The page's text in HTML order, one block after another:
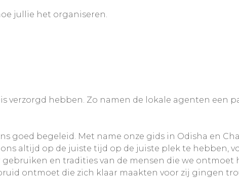
jullie het organiseren.
verzorgd hebben. Zo namen de lokale agenten een
goed begeleid. Met name onze gids in Odisha en
altijd op de juiste tijd op de juiste plek te hebben,
en tradities van de mensen die we ontmoet
ontmoet die zich klaar maakten voor zij gingen